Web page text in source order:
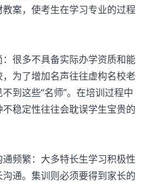
案，使考生在学习专业的过程
很多不具备实际办学资质和能
为了增加名声往往虚构名校老
到这些“名师”。在培训过程中
稳定性往往会耽误学生宝贵的
频繁：大多特长生学习积极性
通。集训则必须要得到家长的